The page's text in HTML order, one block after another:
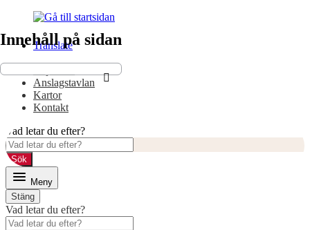
innehåll
huvudmeny
Translate
Anslagstavlan
Kartor
Kontakt
Vad letar du efter?
Sök
Meny
Stäng
Vad letar du efter?
Innehåll på sidan